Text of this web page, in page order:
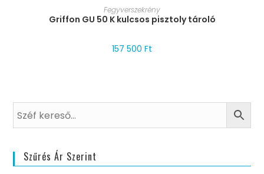
MÉRET VÁLASZTÁSA
Fegyverszekrény
Griffon GU 50 K kulcsos pisztoly tároló
157 500 Ft
Szűrés Ár Szerint